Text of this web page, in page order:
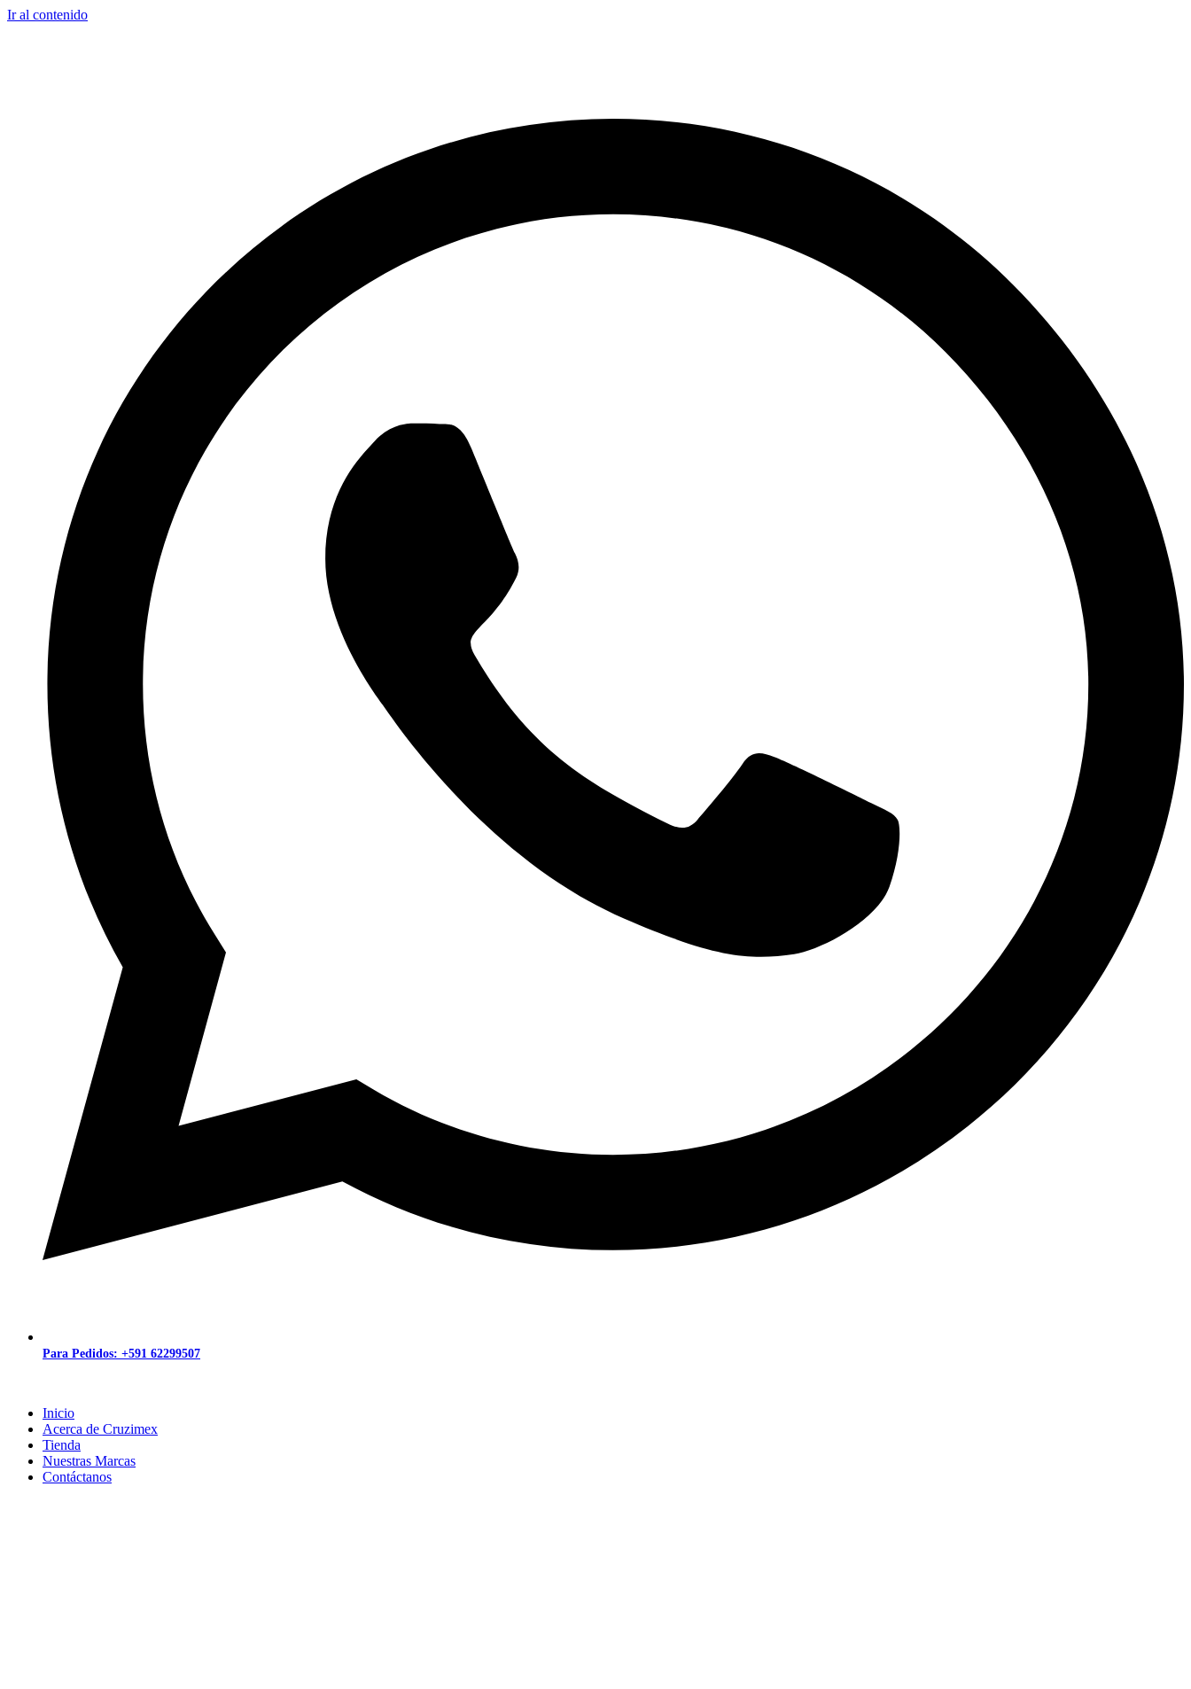
Ir al contenido
Para Pedidos: +591 62299507
Inicio
Acerca de Cruzimex
Tienda
Nuestras Marcas
Contáctanos